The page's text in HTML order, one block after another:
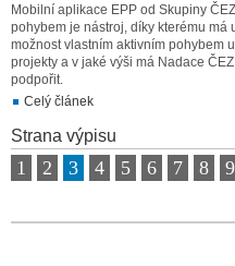
Mobilní aplikace EPP od Skupiny
pohybem je nástroj, díky kterému má
možnost vlastním aktivním pohybem
projekty a v jaké výši má Nadace
podpořit.
Celý článek
Strana výpisu
1 2 3 4 5 6 7 8 9